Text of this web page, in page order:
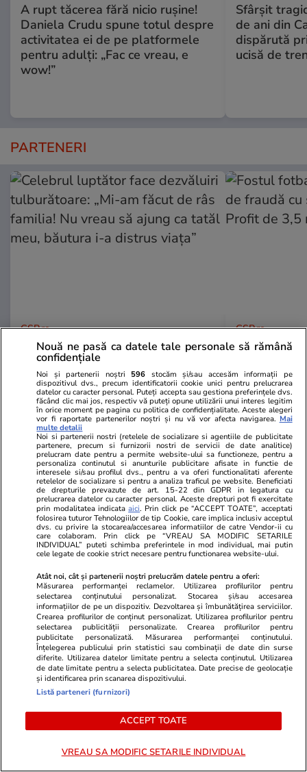
A rupt tăcerea fără nicio rușine!
Daniela Crudu spune totul despre
activitatea ei de pe platformele
pentru adulți: „Fac ce vreau, e
wow!”
Sfârşit
de ani din
dispărută
ucisă de
PARTENERI
GSP.ro
Celebrul luptător face dezvăluiri
tulburătoare: „Mi-am făcut de râs
familia! Nu vreau să ajung ca tatăl
meu, băutura i-a distrus viața”
GSP.ro
Fostul
Profit de
PARTENERI
Nouă ne pasă ca datele tale personale să rămână
confidențiale
Noi și partenerii noștri 596 stocăm și/sau accesăm informații pe
dispozitivul dvs., precum identificatorii cookie unici pentru prelucrarea
datelor cu caracter personal. Puteți accepta sau gestiona preferințele dvs.
făcând clic mai jos, respectiv vă puteți opune utilizării unui interes legitim
în orice moment pe pagina cu politica de confidențialitate. Aceste alegeri
vor fi raportate partenerilor noștri și nu vă vor afecta navigarea. Mai
multe detalii
Noi si partenerii nostri (retelele de socializare si agentiile de publicitate
partenere, precum si furnizorii nostri de servicii de date analitice)
prelucram date pentru a permite website-ului sa functioneze, pentru a
personaliza continutul si anunturile publicitare afisate in functie de
interesele si/sau profilul dvs., pentru a va oferi functionalitati aferente
retelelor de socializare si pentru a analiza traficul pe website. Beneficiati
de drepturile prevazute de art. 15-22 din GDPR in legatura cu
prelucrarea datelor cu caracter personal. Aceste drepturi pot fi exercitate
prin modalitatea indicataaici. Prin click pe “ACCEPT TOATE”, acceptati
folosirea tuturor Tehnologiilor de tip Cookie, care implica inclusiv acceptul
dvs. cu privire la stocarea/accesarea informatiilor de catre Vendor-ii cu
care colaboram. Prin click pe “VREAU SA MODIFIC SETARILE
INDIVIDUAL” puteti schimba preferintele in mod individual, mai putin
cele legate de cookie strict necesare pentru functionarea website-ului.
Atât noi, cât și partenerii noștri prelucrăm datele pentru a oferi:
Măsurarea performanței reclamelor. Utilizarea profilurilor pentru
selectarea conținutului personalizat. Stocarea și/sau accesarea
informațiilor de pe un dispozitiv. Dezvoltarea și îmbunătățirea serviciilor.
Crearea profilurilor de conținut personalizat. Utilizarea profilurilor pentru
selectarea publicității personalizate. Crearea profilurilor pentru
publicitate personalizată. Măsurarea performanței conținutului.
Înțelegerea publicului prin statistici sau combinații de date din surse
diferite. Utilizarea datelor limitate pentru a selecta conținutul. Utilizarea
de date limitate pentru a selecta publicitatea. Date precise de geolocație
și identificarea prin scanarea dispozitivului.
Listă parteneri (furnizori)
ACCEPT TOATE
VREAU SA MODIFIC SETARILE INDIVIDUAL